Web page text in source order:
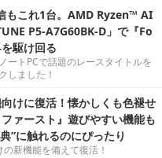
もこれ1台。AMD Ryzen™ AI
P5-A7G60BK-D」で『Fo
駆け回る
ートPCで話題のレースタイトルを
しました！
けに復活！懐かしくも色褪せ
ァースト』遊びやすい機能も
”に触れるのにぴったり
新機能を備えて復活！